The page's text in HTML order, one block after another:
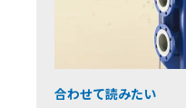
合わせて読みたい